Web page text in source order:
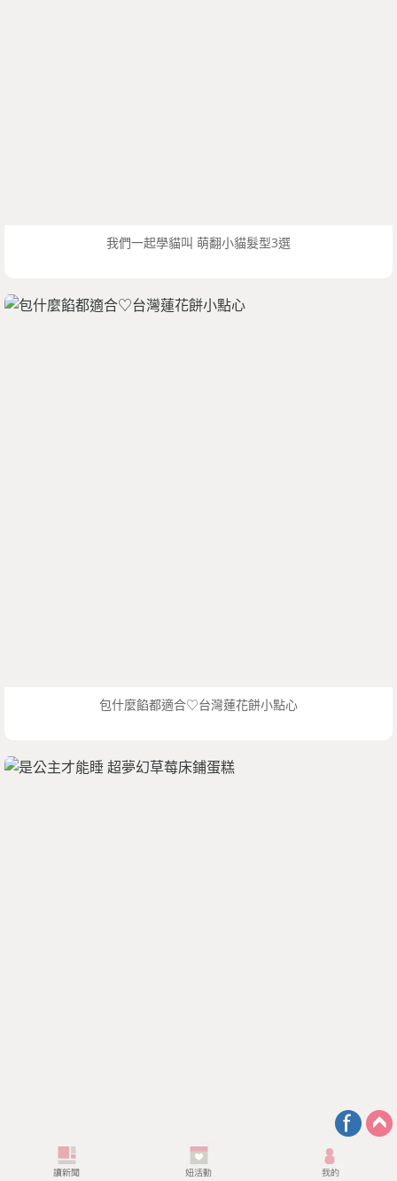
我們一起學貓叫 萌翻小貓髮型3選
包什麼餡都適合♡台灣蓮花餅小點心
是公主才能睡 超夢幻草莓床鋪蛋糕